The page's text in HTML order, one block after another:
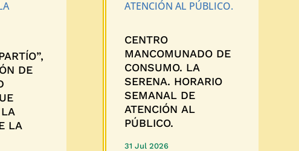
DE
LA
CENTRO
MANCOMUNADO DE
CONSUMO. LA
SERENA. HORARIO
SEMANAL DE
ATENCIÓN AL
PÚBLICO.
31 Jul 2026